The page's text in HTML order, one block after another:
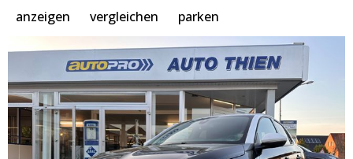
anzeigen vergleichen parken